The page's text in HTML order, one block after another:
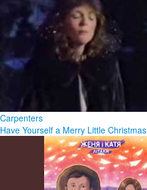
Carpenters
Have Yourself a Merry Little Christmas